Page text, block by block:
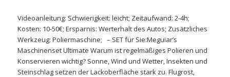
Videoanleitung: Schwierigkeit: leicht; Zeitaufwand: 2-4h;
Kosten: 10-50€; Ersparnis: Werterhalt des Autos; Zusätzliches
Werkzeug: Poliermaschine; – SET für Sie:Meguiar’s
Maschinenset Ultimate Warum ist regelmäßiges Polieren und
Konservieren wichtig? Sonne, Wind und Wetter, Insekten und
Steinschlag setzen der Lackoberfläche stark zu. Flugrost,